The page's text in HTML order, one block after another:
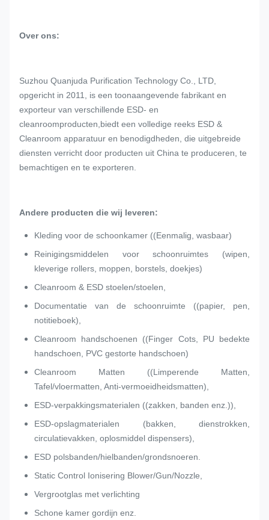
Over ons:
Suzhou Quanjuda Purification Technology Co., LTD,
opgericht in 2011, is een toonaangevende fabrikant en
exporteur van verschillende ESD- en
cleanroomproducten,biedt een volledige reeks ESD &
Cleanroom apparatuur en benodigdheden, die uitgebreide
diensten verricht door producten uit China te produceren, te
bemachtigen en te exporteren.
Andere producten die wij leveren:
Kleding voor de schoonkamer ((Eenmalig, wasbaar)
Reinigingsmiddelen voor schoonruimtes (wipen,
kleverige rollers, moppen, borstels, doekjes)
Cleanroom & ESD stoelen/stoelen,
Documentatie van de schoonruimte ((papier, pen,
notitieboek),
Cleanroom handschoenen ((Finger Cots, PU bedekte
handschoen, PVC gestorte handschoen)
Cleanroom Matten ((Limperende Matten,
Tafel/vloermatten, Anti-vermoeidheidsmatten),
ESD-verpakkingsmaterialen ((zakken, banden enz.)),
ESD-opslagmaterialen (bakken, dienstrokken,
circulatievakken, oplosmiddel dispensers),
ESD polsbanden/hielbanden/grondsnoeren.
Static Control Ionisering Blower/Gun/Nozzle,
Vergrootglas met verlichting
Schone kamer gordijn enz.